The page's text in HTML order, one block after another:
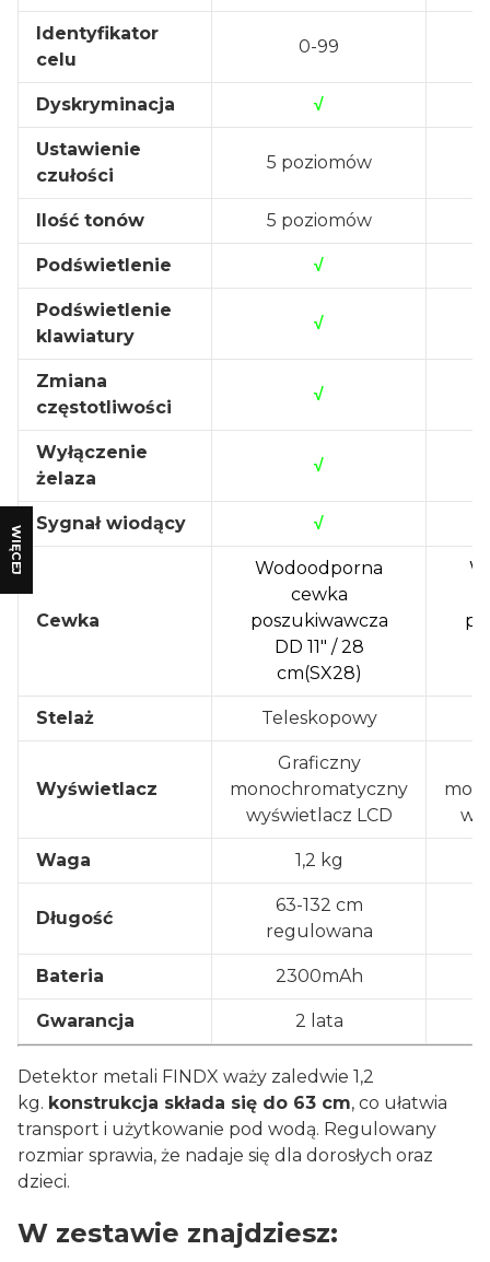
WIĘCEJ
Identyfikator
celu
0-99
Dyskryminacja √
Ustawienie
czułości
5 poziomów
Ilość tonów 5 poziomów
Podświetlenie √
Podświetlenie
klawiatury
√
Zmiana
częstotliwości
√
Wyłączenie
żelaza
√
Sygnał wiodący √
Cewka
Wodoodporna
cewka
poszukiwawcza
DD 11" / 28
cm(SX28)
Stelaż Teleskopowy
Wyświetlacz
Graficzny
monochromatyczny
wyświetlacz LCD
Waga 1,2 kg
Długość
63-132 cm
regulowana
Bateria 2300mAh
Gwarancja 2 lata
Detektor metali FINDX waży zaledwie 1,2
kg. konstrukcja składa się do 63 cm, co ułatwia
transport i użytkowanie pod wodą. Regulowany
rozmiar sprawia, że nadaje się dla dorosłych oraz
dzieci.
W zestawie znajdziesz: